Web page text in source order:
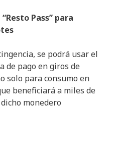
Pass” para
se podrá usar el
de pago en giros de
solo para consumo en
beneficiará a miles de
monedero